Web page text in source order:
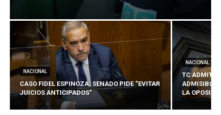
NACIONAL
CASO FIDEL ESPINOZA: SENADO PIDE “EVITAR
JUICIOS ANTICIPADOS”
NACIONAL
TC ADMITE
ADMISIBLES
LA